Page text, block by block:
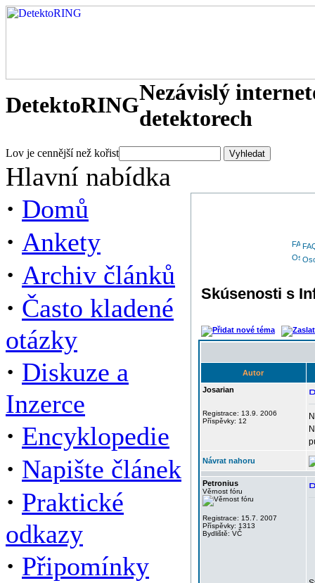
DetektoRINGNezávislý
detektorech
Lov je cennější než kořist
Hlavní nabídka
· Domů
· Ankety
· Archiv článků
· Často kladené
otázky
· Diskuze a
Inzerce
· Encyklopedie
· Napište článek
· Praktické
odkazy
· Připomínky
Skúsenosti s
Autor
Josarian
Registrace: 13.9. 2006
Příspěvky: 12
Návrat nahoru
Petronius
Věrnost fóru
Registrace: 15.7. 2007
Příspěvky: 1313
Bydliště: VČ